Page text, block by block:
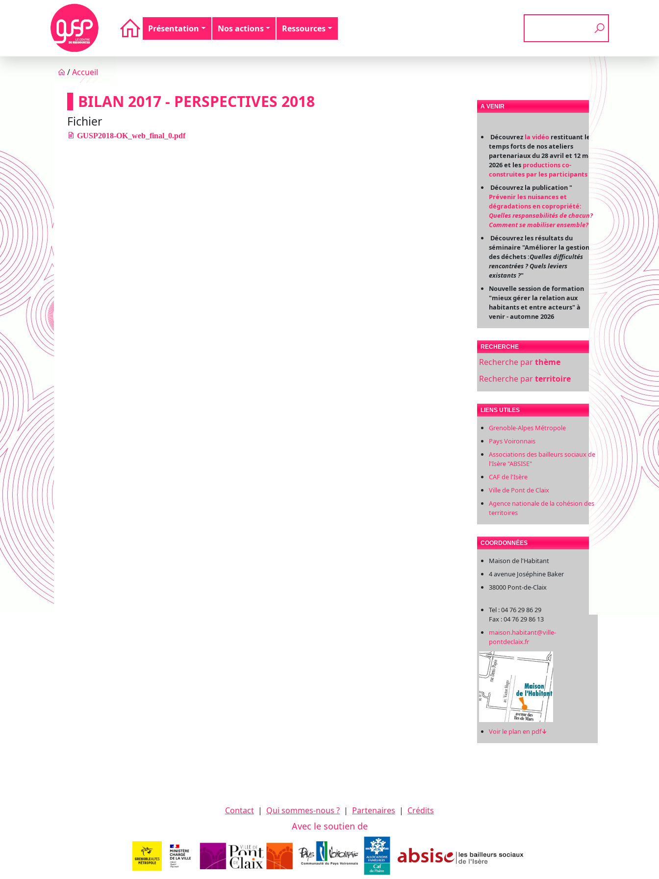
Aller au contenu principal
Navigation principale
Présentation Nos actions Ressources
Fil d'Ariane
/Accueil
BILAN 2017 - PERSPECTIVES 2018
Fichier
GUSP2018-OK_web_final_0.pdf
A VENIR
Découvrez la vidéo restituant les
temps forts de nos ateliers
partenariaux du 28 avril et 12 mai
2026 et les productions co-
construites par les participants
Découvrez la publication "
Prévenir les nuisances et
dégradations en copropriété:
Quelles responsabilités de chacun?
Comment se mobiliser ensemble?"
Découvrez les résultats du
séminaire "Améliorer la gestion
des déchets :Quelles difficultés
rencontrées ? Quels leviers
existants ?"
Nouvelle session de formation
"mieux gérer la relation aux
habitants et entre acteurs" à
venir - automne 2026
RECHERCHE
Recherche parthème
Recherche parterritoire
LIENS UTILES
Grenoble-Alpes Métropole
Pays Voironnais
Associations des bailleurs sociaux de
l'Isère "ABSISE"
CAF de l'Isère
Ville de Pont de Claix
Agence nationale de la cohésion des
territoires
COORDONNÉES
Maison de l'Habitant
4 avenue Joséphine Baker
38000 Pont-de-Claix
Tel : 04 76 29 86 29
Fax : 04 76 29 86 13
maison.habitant@ville-
pontdeclaix.fr
Voir le plan en pdf↓
Contact | Qui sommes-nous ? | Partenaires | Crédits
Avec le soutien de